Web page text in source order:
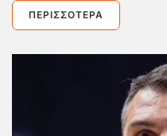
ΠΕΡΙΣΣΌΤΕΡΑ